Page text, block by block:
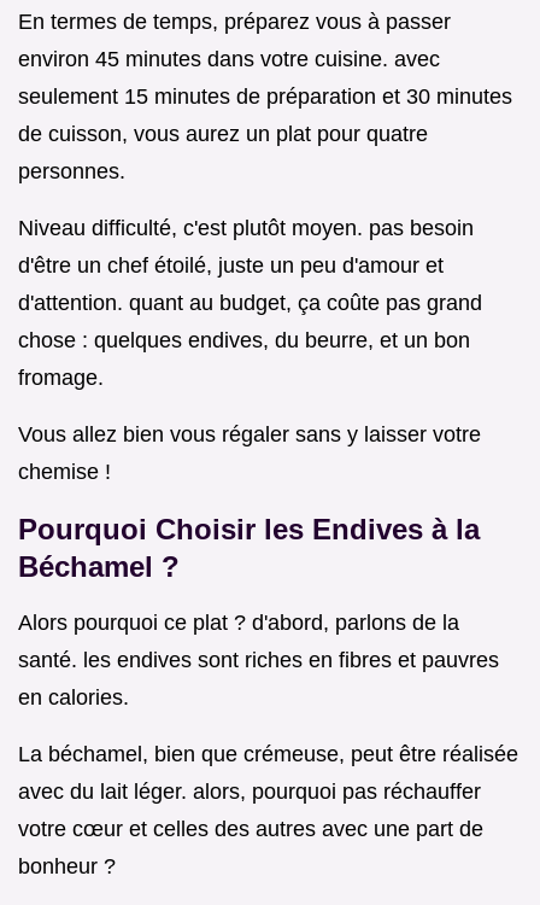
En termes de temps, préparez vous à passer
environ 45 minutes dans votre cuisine. avec
seulement 15 minutes de préparation et 30 minutes
de cuisson, vous aurez un plat pour quatre
personnes.
Niveau difficulté, c'est plutôt moyen. pas besoin
d'être un chef étoilé, juste un peu d'amour et
d'attention. quant au budget, ça coûte pas grand
chose : quelques endives, du beurre, et un bon
fromage.
Vous allez bien vous régaler sans y laisser votre
chemise !
Pourquoi Choisir les Endives à la
Béchamel ?
Alors pourquoi ce plat ? d'abord, parlons de la
santé. les endives sont riches en fibres et pauvres
en calories.
La béchamel, bien que crémeuse, peut être réalisée
avec du lait léger. alors, pourquoi pas réchauffer
votre cœur et celles des autres avec une part de
bonheur ?